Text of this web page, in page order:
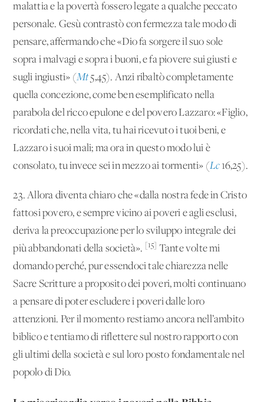
malattia e la povertà fossero legate a qualche peccato
personale. Gesù contrastò con fermezza tale modo di
pensare, affermando che «Dio fa sorgere il suo sole
sopra i malvagi e sopra i buoni, e fa piovere sui giusti e
sugli ingiusti» (Mt5,45). Anzi ribaltò completamente
quella concezione, come ben esemplificato nella
parabola del ricco epulone e del povero Lazzaro: «Figlio,
ricordati che, nella vita, tu hai ricevuto i tuoi beni, e
Lazzaro i suoi mali; ma ora in questo modo lui è
consolato, tu invece sei in mezzo ai tormenti» (Lc 16,25).
23. Allora diventa chiaro che «dalla nostra fede in Cristo
fattosi povero, e sempre vicino ai poveri e agli esclusi,
deriva la preoccupazione per lo sviluppo integrale dei
più abbandonati della società». [15] Tante volte mi
domando perché, pur essendoci tale chiarezza nelle
Sacre Scritture a proposito dei poveri, molti continuano
a pensare di poter escludere i poveri dalle loro
attenzioni. Per il momento restiamo ancora nell’ambito
biblico e tentiamo di riflettere sul nostro rapporto con
gli ultimi della società e sul loro posto fondamentale nel
popolo di Dio.